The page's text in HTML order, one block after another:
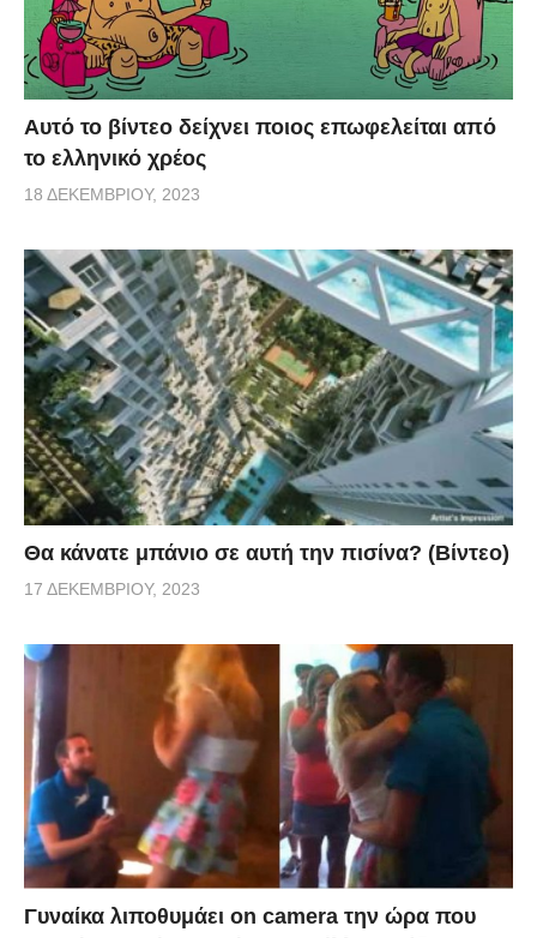
Αυτό το βίντεο δείχνει ποιος επωφελείται από
το ελληνικό χρέος
18 ΔΕΚΕΜΒΡΊΟΥ, 2023
Θα κάνατε μπάνιο σε αυτή την πισίνα? (Βίντεο)
17 ΔΕΚΕΜΒΡΊΟΥ, 2023
Γυναίκα λιποθυμάει on camera την ώρα που